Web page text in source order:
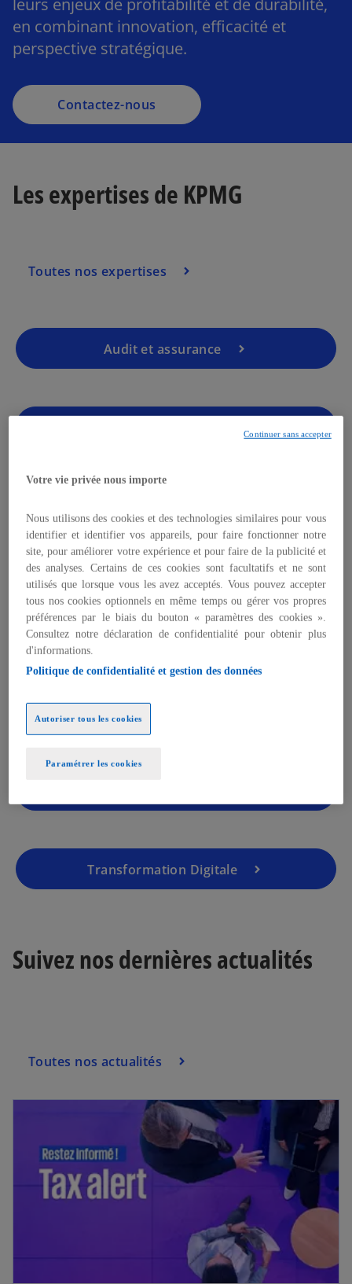
leurs enjeux de profitabilité et de durabilité,
en combinant innovation, efficacité et
perspective stratégique.
Contactez-nous
Les expertises de KPMG
Toutes nos expertises
Audit et assurance
Fiscalité
Transformation Digitale
Suivez nos dernières actualités
Toutes nos actualités
Votre vie privée nous importe
Nous utilisons des cookies et des technologies similaires pour vous
identifier et identifier vos appareils, pour faire fonctionner notre
site, pour améliorer votre expérience et pour faire de la publicité et
des analyses. Certains de ces cookies sont facultatifs et ne sont
utilisés que lorsque vous les avez acceptés. Vous pouvez accepter
tous nos cookies optionnels en même temps ou gérer vos propres
préférences par le biais du bouton « paramètres des cookies ».
Consultez notre déclaration de confidentialité pour obtenir plus
d'informations.
Politique de confidentialité et gestion des données
Paramétrer les cookies
Autoriser tous les cookies
Continuer sans accepter